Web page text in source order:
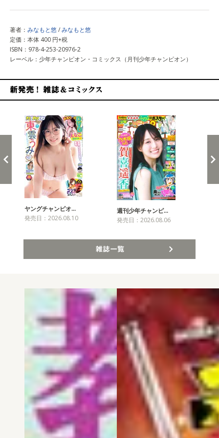
著者： みなもと悠/みなもと悠
定価：本体 400 円+税
ISBN：978-4-253-20976-2
レーベル：少年チャンピオン・コミックス（月刊少年チャンピオン）
ヤングチャンピオ…
発売日：2026.08.10
週刊少年チャンピ…
発売日：2026.08.06